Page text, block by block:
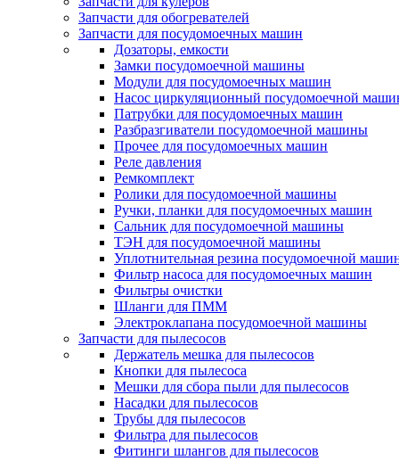
Запчасти для обогревателей
Запчасти для посудомоечных машин
Дозаторы, емкости
Замки посудомоечной машины
Модули для посудомоечных машин
Насос циркуляционный посудомоечной
Патрубки для посудомоечных машин
Разбразгиватели посудомоечной машины
Прочее для посудомоечных машин
Реле давления
Ремкомплект
Ролики для посудомоечной машины
Ручки, планки для посудомоечных машин
Сальник для посудомоечной машины
ТЭН для посудомоечной машины
Уплотнительная резина посудомоечной
Фильтр насоса для посудомоечных машин
Фильтры очистки
Шланги для ПММ
Электроклапана посудомоечной машины
Запчасти для пылесосов
Держатель мешка для пылесосов
Кнопки для пылесоса
Мешки для сбора пыли для пылесосов
Насадки для пылесосов
Трубы для пылесосов
Фильтра для пылесосов
Фитинги шлангов для пылесосов